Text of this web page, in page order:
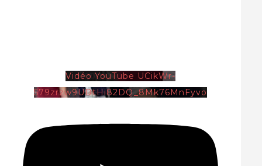
Vidéo YouTube UCikWr-
579zrzw9UDtHi82DQ_8Mk76MnFyvo